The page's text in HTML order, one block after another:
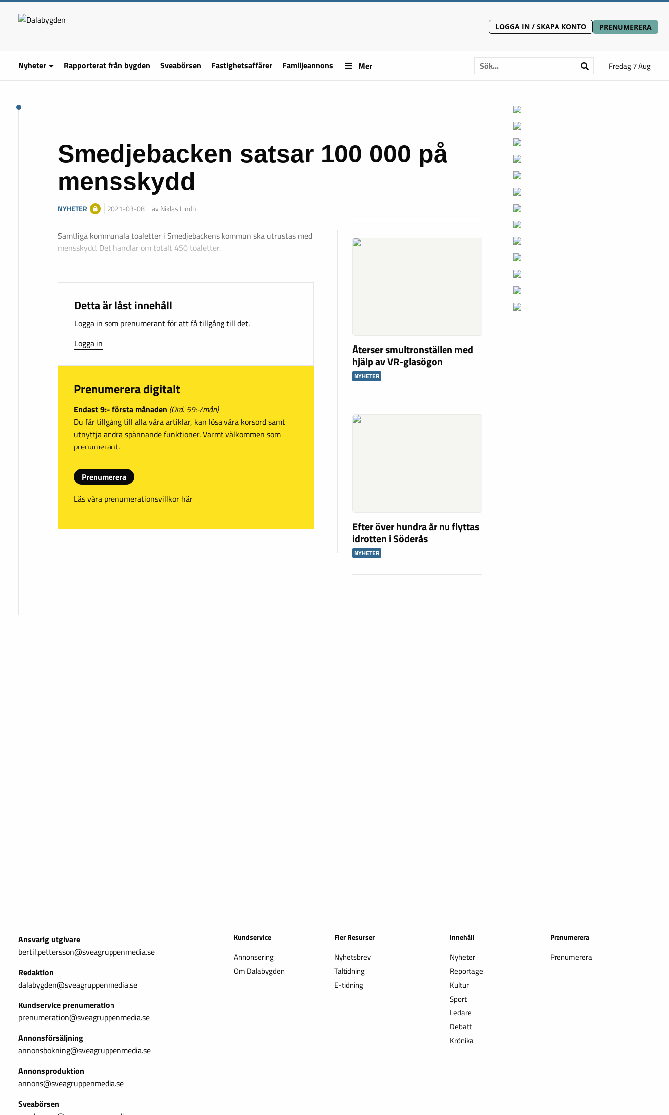
LOGGA IN / SKAPA KONTO PRENUMERERA
Nyheter Rapporterat från bygden Sveabörsen Fastighetsaffärer Familjeannons Mer Fredag 7 Aug
Smedjebacken satsar 100 000 på
mensskydd
NYHETER 2021-03-08 av Niklas Lindh
Samtliga kommunala toaletter i Smedjebackens kommun ska utrustas med
mensskydd. Det handlar om totalt 450 toaletter.
Detta är låst innehåll
Logga in som prenumerant för att få tillgång till det.
Logga in
Prenumerera digitalt
Endast 9:- första månaden (Ord. 59:-/mån)
Du får tillgång till alla våra artiklar, kan lösa våra korsord samt
utnyttja andra spännande funktioner. Varmt välkommen som
prenumerant.
Prenumerera
Läs våra prenumerationsvillkor här
Återser smultronställen med
hjälp av VR-glasögon
NYHETER
Efter över hundra år nu flyttas
idrotten i Söderås
NYHETER
Ansvarig utgivare
bertil.pettersson@sveagruppenmedia.se
Redaktion
dalabygden@sveagruppenmedia.se
Kundservice prenumeration
prenumeration@sveagruppenmedia.se
Annonsförsäljning
annonsbokning@sveagruppenmedia.se
Annonsproduktion
annons@sveagruppenmedia.se
Sveabörsen
Kundservice
Annonsering
Om Dalabygden
Fler Resurser
Nyhetsbrev
Taltidning
E-tidning
Innehåll
Nyheter
Reportage
Kultur
Sport
Ledare
Debatt
Krönika
Prenumerera
Prenumerera